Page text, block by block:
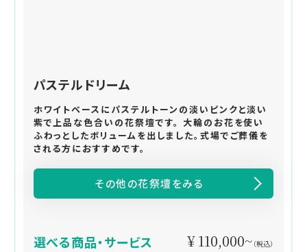
パステルドリーム
ホワイトベースにパステルトーンの淡いピンクと淡い
紫で上品な色合いの花祭壇です。 大輪のお花を使い
ふわっとしたボリュームを出しました。式場でご葬儀を
される方におすすめです。
その他の花祭壇をみる
選べる商品・サービス ¥ 110,000~ （税込）